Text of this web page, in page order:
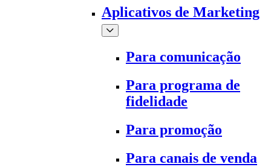
Aplicativos de Marketing
Para comunicação
Para programa de
fidelidade
Para promoção
Para canais de venda